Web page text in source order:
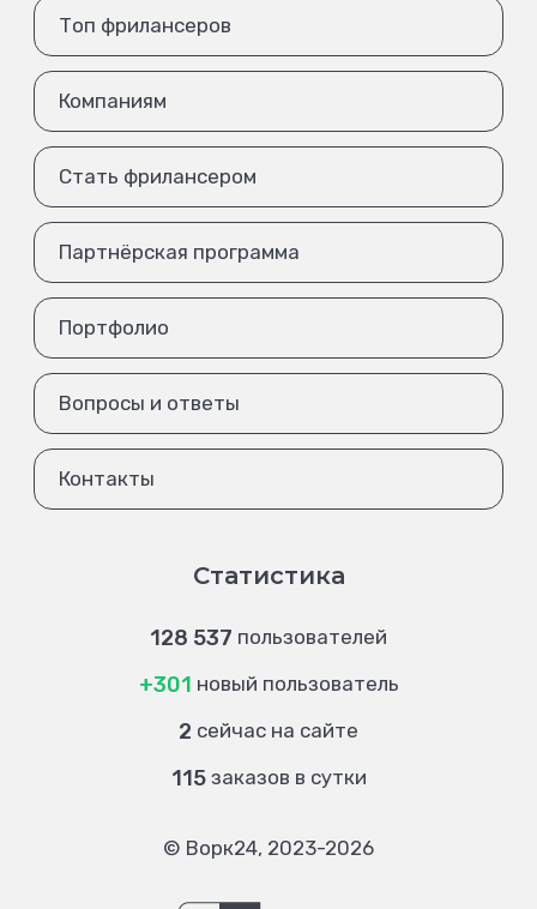
Топ фрилансеров
Компаниям
Стать фрилансером
Партнёрская программа
Портфолио
Вопросы и ответы
Контакты
Статистика
128 537 пользователей
+301 новый пользователь
2 сейчас на сайте
115 заказов в сутки
© Ворк24, 2023-2026